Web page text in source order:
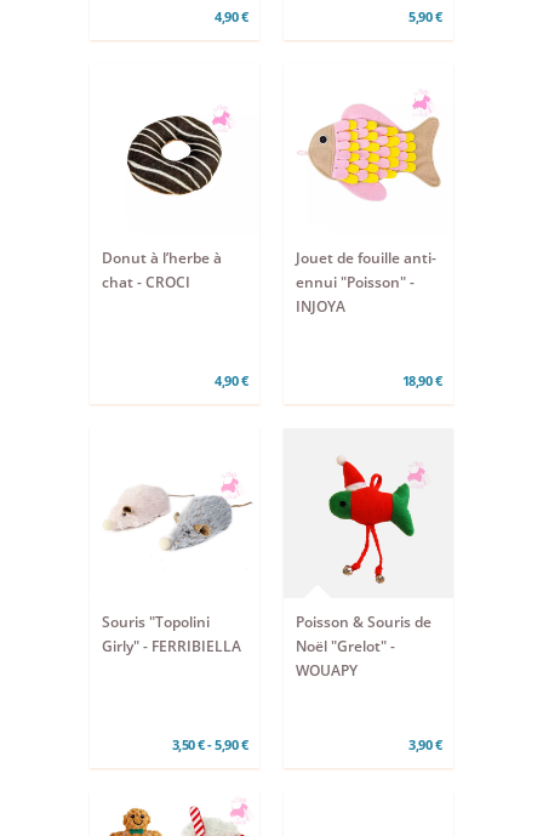
4,90 € 5,90 €
Donut à l’herbe à
chat - CROCI
4,90 €
Jouet de fouille anti-
ennui "Poisson" -
INJOYA
18,90 €
Souris "Topolini
Girly" - FERRIBIELLA
3,50 € - 5,90 €
Poisson & Souris de
Noël "Grelot" -
WOUAPY
3,90 €